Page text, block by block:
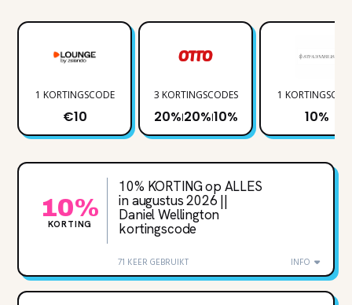
1 KORTINGSCODE
€10
3 KORTINGSCODES
20%|20%|10%
1
10%
10%
KORTING
10% KORTING op ALLES
in augustus 2026 ||
Daniel Wellington
kortingscode
71 KEER GEBRUIKT INFO